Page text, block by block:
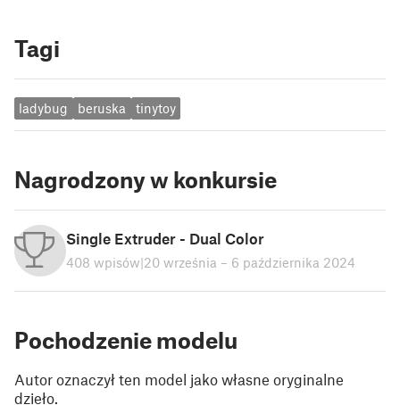
Tagi
ladybug beruska tinytoy
Nagrodzony w konkursie
Single Extruder - Dual Color
408 wpisów|20 września – 6 października 2024
Pochodzenie modelu
Autor oznaczył ten model jako własne oryginalne
dzieło.